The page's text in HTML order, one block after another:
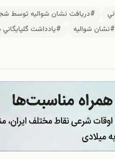
#دريافت نشان شواليه توسط
#نشان شواليه
#يادداشت